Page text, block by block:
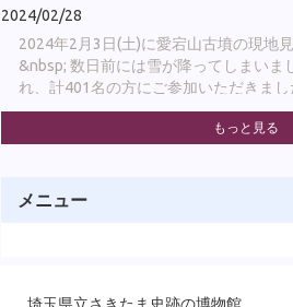
2024/02/28
2024年2月3日(土)に愛宕山古墳の現地
&nbsp; 数日前には雪が降ってしまいま
れ、計401名の方にご参加いただきま
ございました！ &nbsp; &nbsp; 学芸員
①周堀(内堀・外堀)を確認できたこと
た、見学会では普段登ることのできな
もっと見る
メニュー
埼玉県立さきたま史跡の博物館